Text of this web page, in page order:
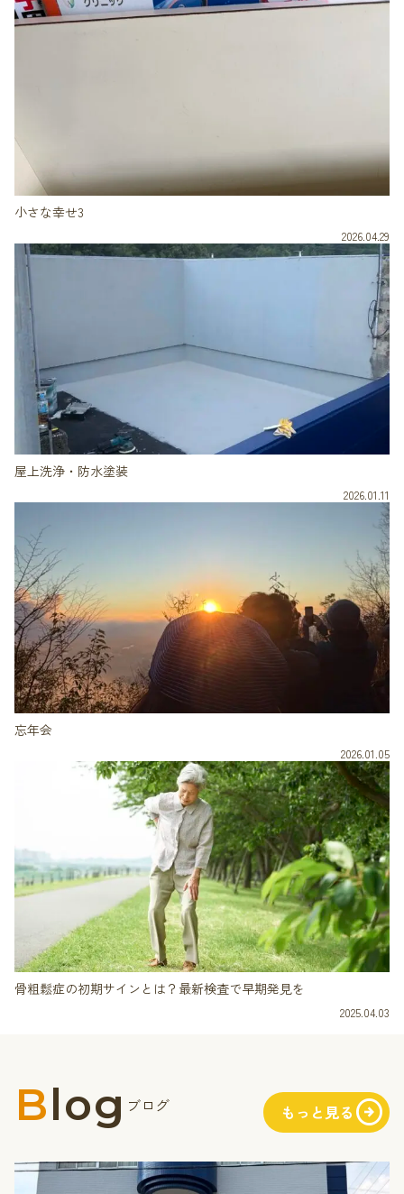
小さな幸せ3
2026.04.29
屋上洗浄・防水塗装
2026.01.11
忘年会
2026.01.05
骨粗鬆症の初期サインとは？最新検査で早期発見を
2025.04.03
Blog ブログ もっと見る arrow_circle_right